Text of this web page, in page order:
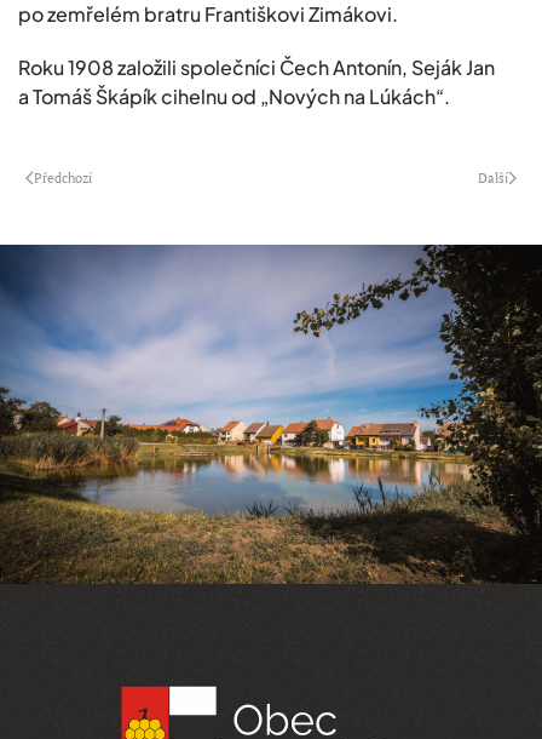
po zemřelém bratru Františkovi Zimákovi.
Roku 1908 založili společníci Čech Antonín, Seják Jan
a Tomáš Škápík cihelnu od „Nových na Lúkách“.
Předchozí Další